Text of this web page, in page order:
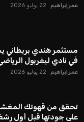
عمر إبراهيم 22 يوليو 2026
مستثمر هندي بريطاني
في نادي ليفربول
عمر إبراهيم 22 يوليو 2026
على جودتها قبل أول